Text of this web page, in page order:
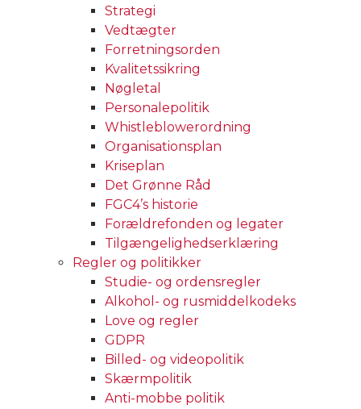
Strategi
Vedtægter
Forretningsorden
Kvalitetssikring
Nøgletal
Personalepolitik
Whistleblowerordning
Organisationsplan
Kriseplan
Det Grønne Råd
FGC4’s historie
Forældrefonden og legater
Tilgængelighedserklæring
Regler og politikker
Studie- og ordensregler
Alkohol- og rusmiddelkodeks
Love og regler
GDPR
Billed- og videopolitik
Skærmpolitik
Anti-mobbe politik